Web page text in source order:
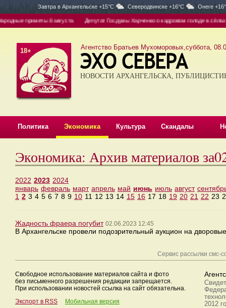
Завтра в Архангельске +15°C Северодвинске +16°C Онеге
приметы 8 августа Депутат Госдумы Харченко о кадровом голоде в сёлах:
18+ Агентство Братьев Мухоморовых,суббота,
НОВОСТИ АРХАНГЕЛЬСКА,
Политика Экономика Культура Скандалы
Экономика: Архив материалов
2022 2023 2024
январь февраль март апрель май июнь июль август
1 2 3 4 5 6 7 8 9 10 11 12 13 14 15 16 17 18 19 20 21 22 23
Жадность фраера погубит 02.06.2023 12:45
В Архангельске провели подозрительный аукцион на
Сервис рассылки смс-
Свободное использование материалов сайта и фото
без письменного разрешения редакции запрещается.
При использовании новостей ссылка на сайт обязательна.
Экспорт в RSS
Мобильная версия
2012